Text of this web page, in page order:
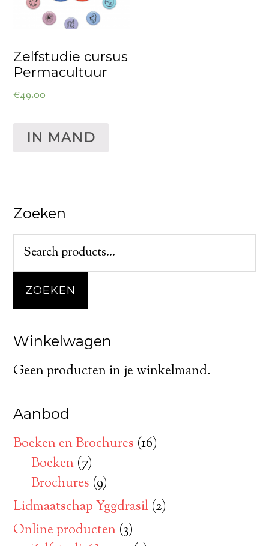
Zelfstudie cursus
Permacultuur
€49.00
IN MAND
Zoeken
ZOEKEN
Winkelwagen
Geen producten in je winkelmand.
Aanbod
Boeken en Brochures (16)
Boeken (7)
Brochures (9)
Lidmaatschap Yggdrasil (2)
Online producten (3)